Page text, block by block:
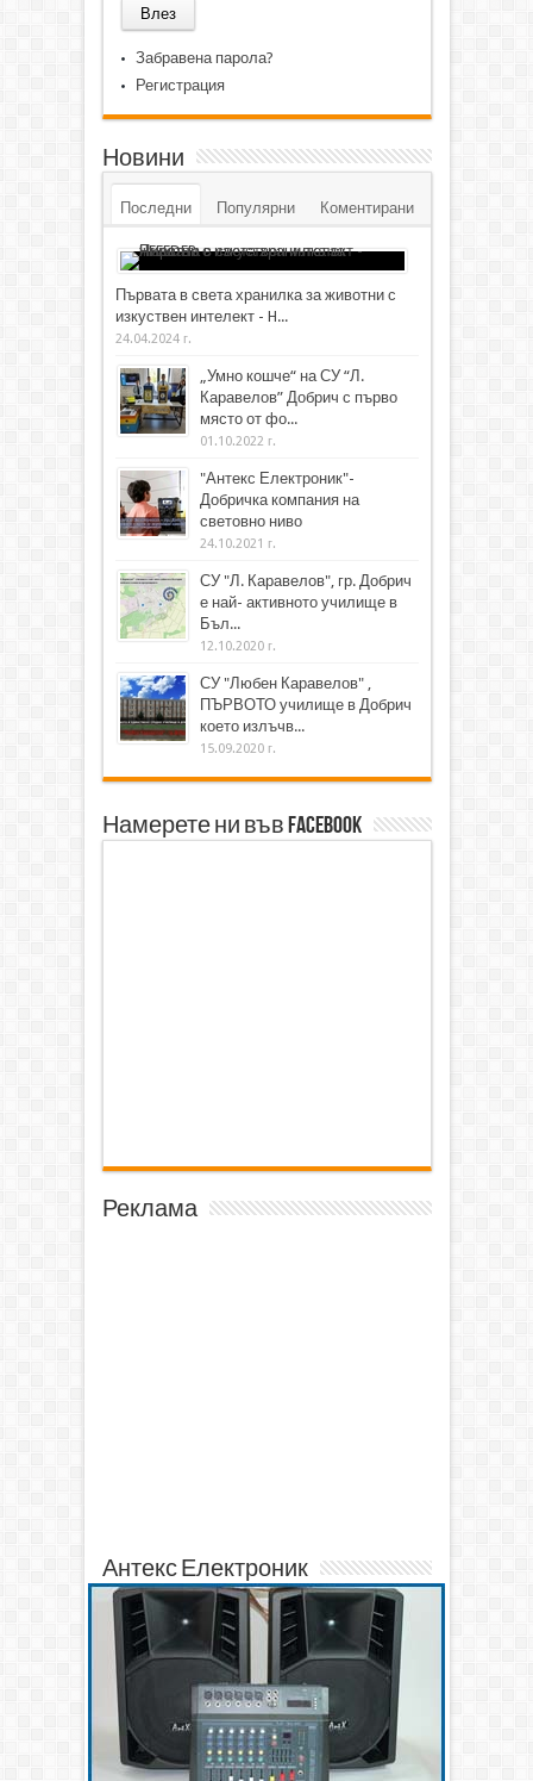
Забравена парола?
Регистрация
Новини
Последни Популярни Коментирани
Първата в света хранилка за животни с
изкуствен интелект - H...
24.04.2024 г.
„Умно кошче“ на СУ “Л.
Каравелов” Добрич с първо
място от фо...
01.10.2022 г.
"Антекс Електроник"-
Добричка компания на
световно ниво
24.10.2021 г.
СУ "Л. Каравелов", гр. Добрич
е най- активното училище в
Бъл...
12.10.2020 г.
СУ "Любен Каравелов" ,
ПЪРВОТО училище в Добрич
което излъчв...
15.09.2020 г.
Намерете ни във Facebook
Реклама
Антекс Електроник